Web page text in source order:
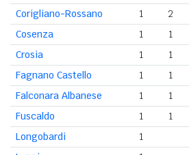
Corigliano-Rossano
1 2
Cosenza
1 1
Crosia
1 1
Fagnano Castello
1 1
Falconara Albanese
1 1
Fuscaldo
1 1
Longobardi
1